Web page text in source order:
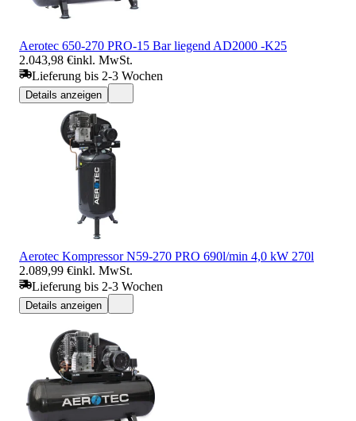
Aerotec 650-270 PRO-15 Bar liegend AD2000 -K25
2.043,98 €inkl. MwSt.
Lieferung bis 2-3 Wochen
Details anzeigen
Aerotec Kompressor N59-270 PRO 690l/min 4,0 kW 270l
2.089,99 €inkl. MwSt.
Lieferung bis 2-3 Wochen
Details anzeigen